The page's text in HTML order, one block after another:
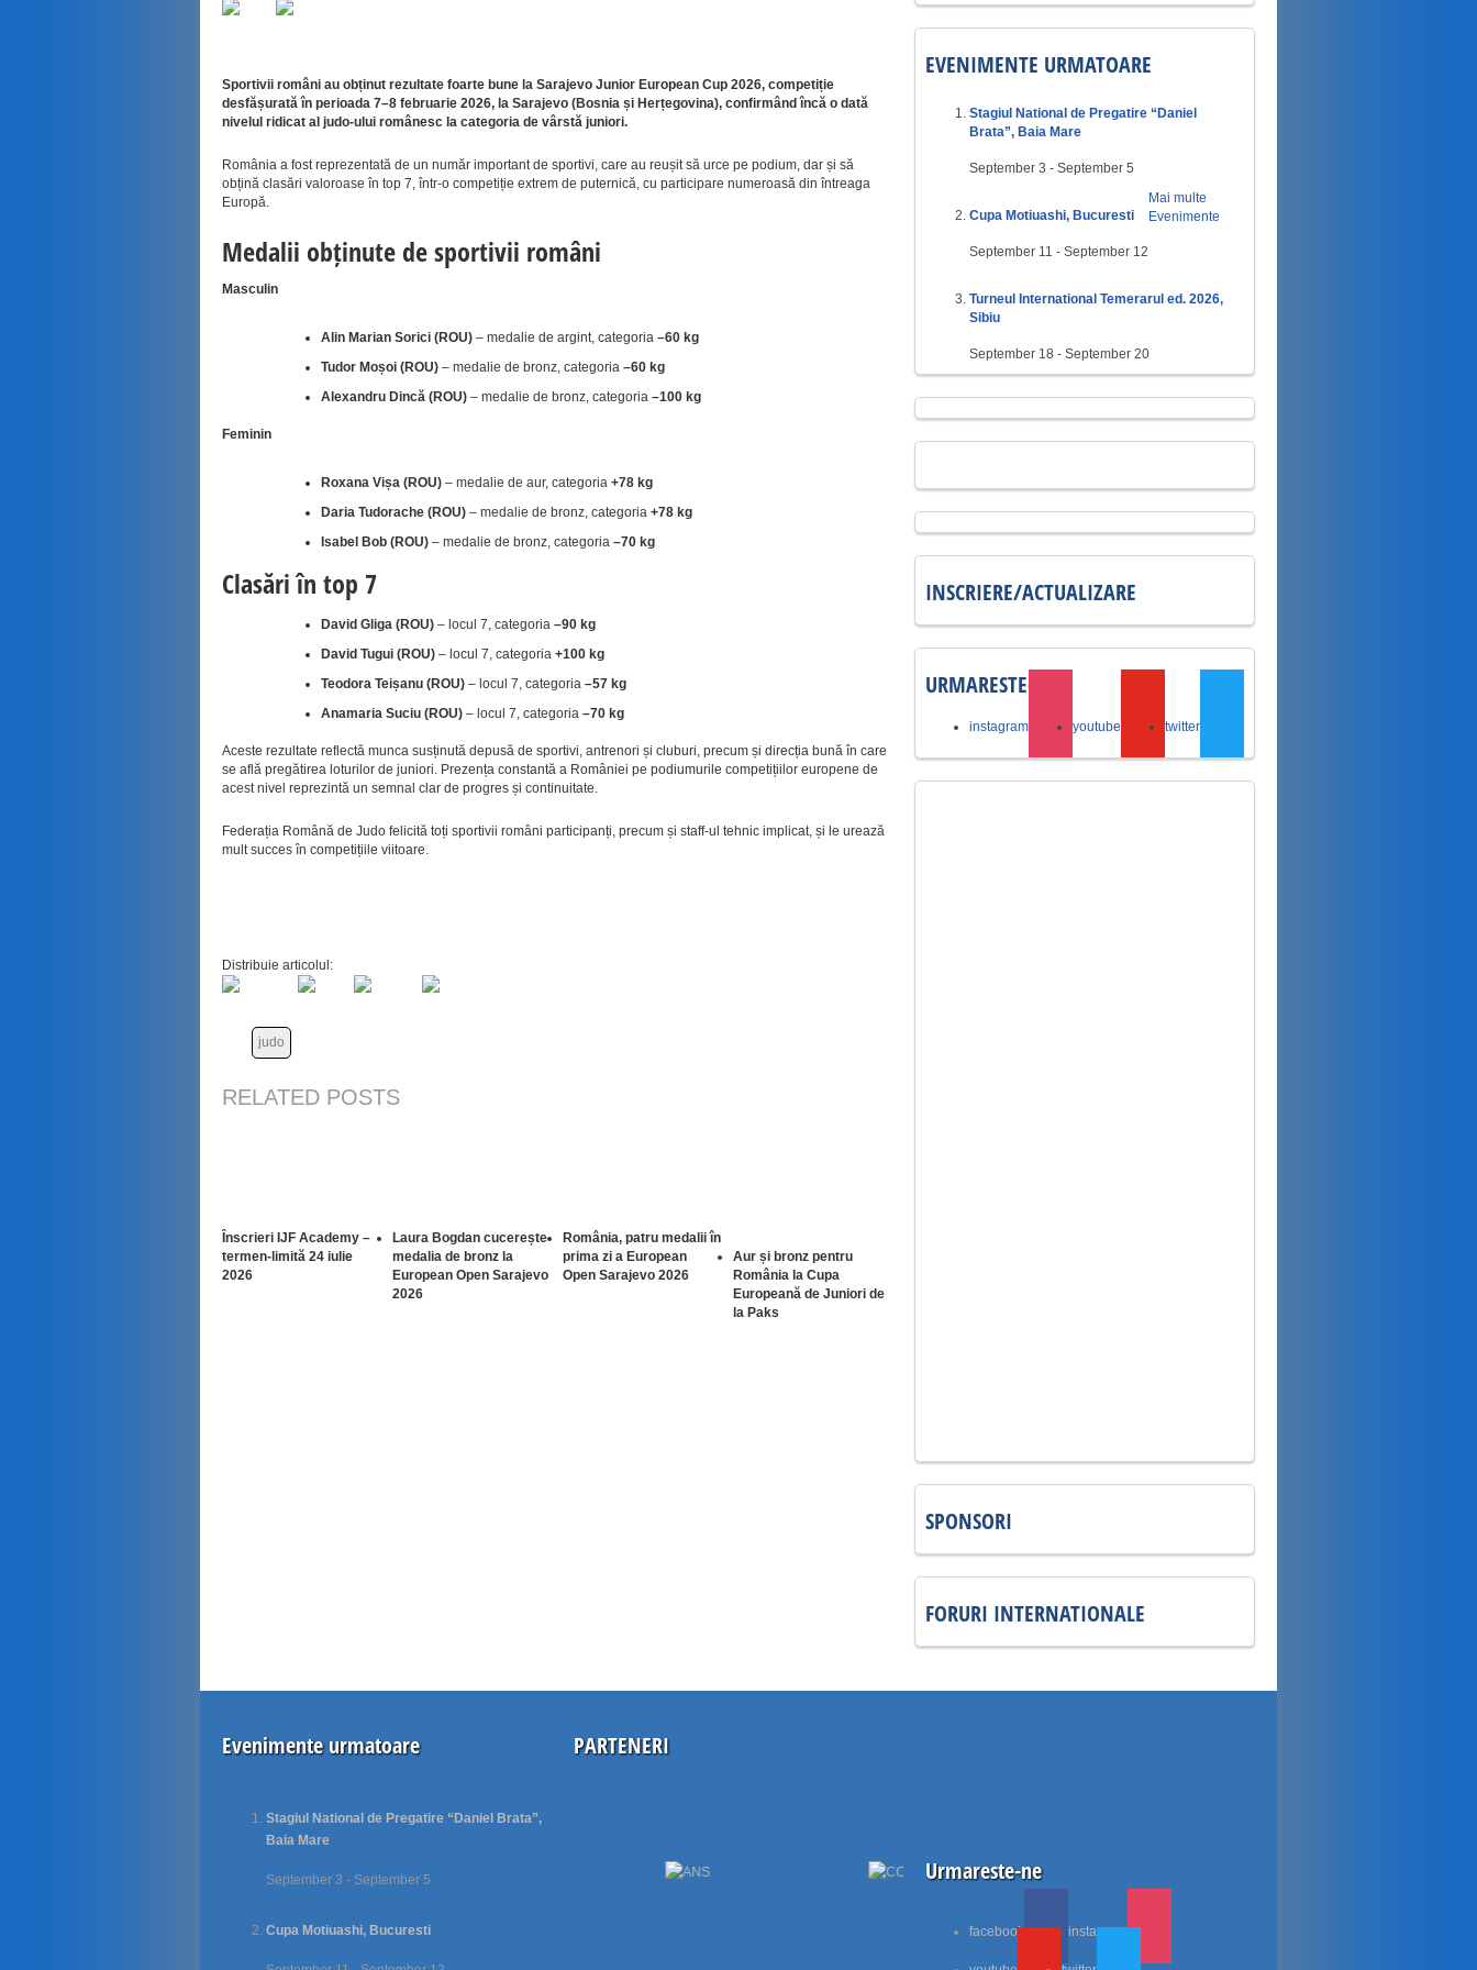
Sportivii români au obținut rezultate foarte bune la Sarajevo Junior European Cup 2026, competiție
desfășurată în perioada 7–8 februarie 2026, la Sarajevo (Bosnia și Herțegovina), confirmând încă o dată
nivelul ridicat al judo-ului românesc la categoria de vârstă juniori.
România a fost reprezentată de un număr important de sportivi, care au reușit să urce pe podium, dar și să
obțină clasări valoroase în top 7, într-o competiție extrem de puternică, cu participare numeroasă din întreaga
Europă.
Medalii obținute de sportivii români
Masculin
Alin Marian Sorici (ROU) – medalie de argint, categoria –60 kg
Tudor Moșoi (ROU) – medalie de bronz, categoria –60 kg
Alexandru Dincă (ROU) – medalie de bronz, categoria –100 kg
Feminin
Roxana Vișa (ROU) – medalie de aur, categoria +78 kg
Daria Tudorache (ROU) – medalie de bronz, categoria +78 kg
Isabel Bob (ROU) – medalie de bronz, categoria –70 kg
Clasări în top 7
David Gliga (ROU) – locul 7, categoria –90 kg
David Tugui (ROU) – locul 7, categoria +100 kg
Teodora Teișanu (ROU) – locul 7, categoria –57 kg
Anamaria Suciu (ROU) – locul 7, categoria –70 kg
Aceste rezultate reflectă munca susținută depusă de sportivi, antrenori și cluburi, precum și direcția bună în care
se află pregătirea loturilor de juniori. Prezența constantă a României pe podiumurile competițiilor europene de
acest nivel reprezintă un semnal clar de progres și continuitate.
Federația Română de Judo felicită toți sportivii români participanți, precum și staff-ul tehnic implicat, și le urează
mult succes în competițiile viitoare.
Distribuie articolul:
judo
RELATED POSTS
Înscrieri IJF Academy –
termen-limită 24 iulie
2026
Laura Bogdan cucerește
medalia de bronz la
European Open Sarajevo
2026
România, patru medalii în
prima zi a European
Open Sarajevo 2026
Aur și bronz pentru
România la Cupa
Europeană de Juniori de
la Paks
EVENIMENTE URMATOARE
Stagiul National de Pregatire “Daniel
Brata”, Baia Mare
September 3 - September 5
Cupa Motiuashi, Bucuresti
September 11 - September 12
Turneul International Temerarul ed. 2026,
Sibiu
September 18 - September 20
Mai multe
Evenimente
INSCRIERE/ACTUALIZARE
URMARESTE-NE
instagram youtube twitter
SPONSORI
FORURI INTERNATIONALE
Evenimente urmatoare
Stagiul National de Pregatire “Daniel Brata”,
Baia Mare
September 3 - September 5
Cupa Motiuashi, Bucuresti
PARTENERI
Urmareste-ne
facebook instagram